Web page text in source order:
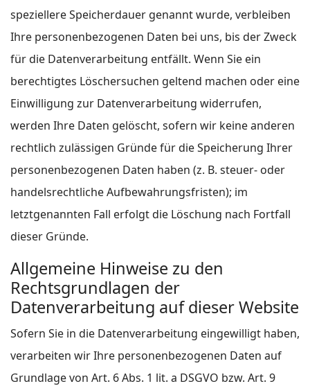
speziellere Speicherdauer genannt wurde, verbleiben
Ihre personenbezogenen Daten bei uns, bis der Zweck
für die Datenverarbeitung entfällt. Wenn Sie ein
berechtigtes Löschersuchen geltend machen oder eine
Einwilligung zur Datenverarbeitung widerrufen,
werden Ihre Daten gelöscht, sofern wir keine anderen
rechtlich zulässigen Gründe für die Speicherung Ihrer
personenbezogenen Daten haben (z. B. steuer- oder
handelsrechtliche Aufbewahrungsfristen); im
letztgenannten Fall erfolgt die Löschung nach Fortfall
dieser Gründe.
Allgemeine Hinweise zu den
Rechtsgrundlagen der
Datenverarbeitung auf dieser Website
Sofern Sie in die Datenverarbeitung eingewilligt haben,
verarbeiten wir Ihre personenbezogenen Daten auf
Grundlage von Art. 6 Abs. 1 lit. a DSGVO bzw. Art. 9